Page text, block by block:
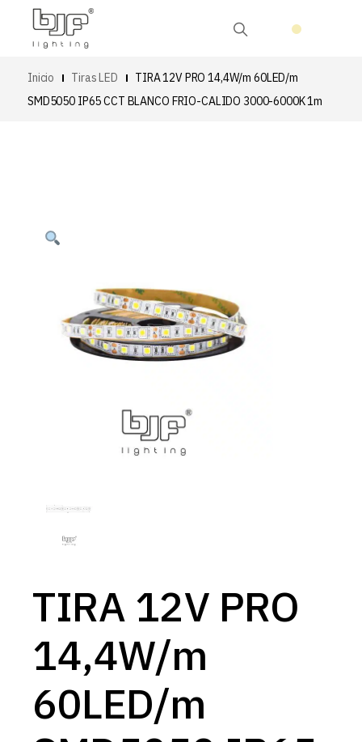
Inicio Tiras LED
TIRA 12V PRO 14,4W/m 60LED/m
SMD5050 IP65 CCT BLANCO FRIO-CALIDO 3000-6000K 1m
TIRA 12V PRO
14,4W/m
60LED/m